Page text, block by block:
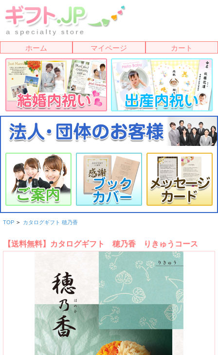
ホーム マイページ カート
TOP > カタログギフト 穂乃香
【送料無料】カタログギフト 穂乃香 りきゅうコース